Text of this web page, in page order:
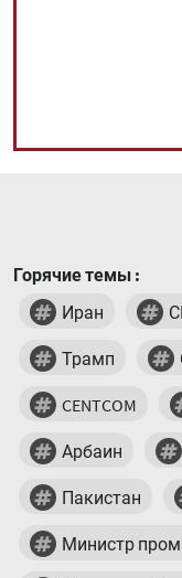
Горячие темы :
Иран
Трамп
CENTCOM
Арбаин
Пакистан
Министр